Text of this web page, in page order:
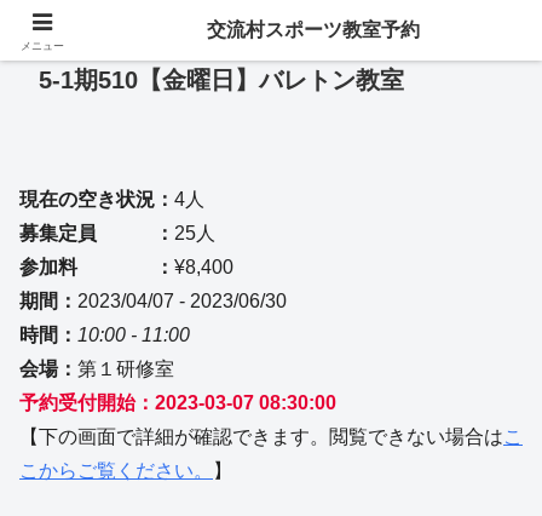
5-1期510【金曜日】バレトン教室
現在の空き状況： 4人
募集定員 ： 25人
参加料 ： ¥8,400
期間： 2023/04/07 - 2023/06/30
時間： 10:00 - 11:00
会場： 第１研修室
予約受付開始：2023-03-07 08:30:00
【下の画面で詳細が確認できます。閲覧できない場合はこ
こからご覧ください。
】
メニュー
交流村スポーツ教室予約